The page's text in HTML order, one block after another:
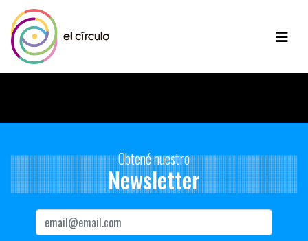
Obtené nuestro
Newsletter